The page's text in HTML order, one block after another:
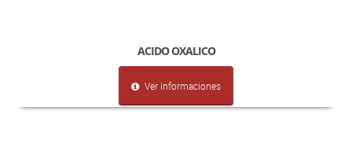
ACIDO OXALICO
Ver informaciones